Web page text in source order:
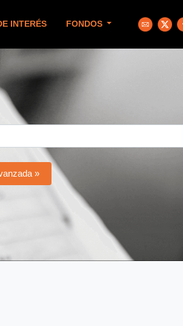
INTERÉS FONDOS
»